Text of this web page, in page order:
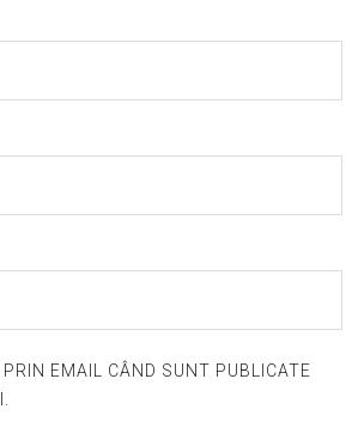
EMAIL CÂND SUNT PUBLICATE